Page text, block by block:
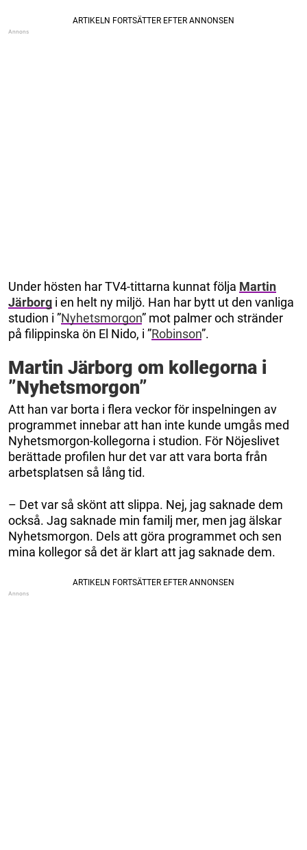
Under hösten har TV4-tittarna kunnat följa Martin
Järborg i en helt ny miljö. Han har bytt ut den vanliga
studion i ”Nyhetsmorgon” mot palmer och stränder
på filippinska ön El Nido, i ”Robinson”.
Martin Järborg om kollegorna i
”Nyhetsmorgon”
Att han var borta i flera veckor för inspelningen av
programmet innebar att han inte kunde umgås med
Nyhetsmorgon-kollegorna i studion. För Nöjeslivet
berättade profilen hur det var att vara borta från
arbetsplatsen så lång tid.
– Det var så skönt att slippa. Nej, jag saknade dem
också. Jag saknade min familj mer, men jag älskar
Nyhetsmorgon. Dels att göra programmet och sen
mina kollegor så det är klart att jag saknade dem.